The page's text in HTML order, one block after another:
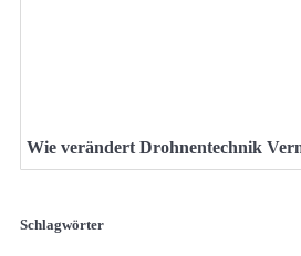
Wie verändert Drohnentechnik
Schlagwörter